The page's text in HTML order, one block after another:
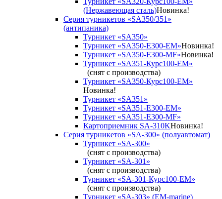
(Нержавеющая сталь)Новинка!
Серия турникетов «SA350/351»
(антипаника)
Турникет «SA350»
Турникет «SA350-Е300-EM»Новинка!
Турникет «SA350-Е300-MF»Новинка!
Турникет «SA351-Курс100-ЕМ»
(снят с производства)
Турникет «SA350-Курс100-EM»
Новинка!
Турникет «SA351»
Турникет «SA351-Е300-ЕМ»
Турникет «SA351-Е300-MF»
Картоприемник SA-310KНовинка!
Серия турникетов «SA-300» (полуавтомат)
Турникет «SA-300»
(снят с производства)
Турникет «SA-301»
(снят с производства)
Турникет «SA-301-Курс100-ЕМ»
(снят с производства)
Турникет «SA-303» (EM-marine)